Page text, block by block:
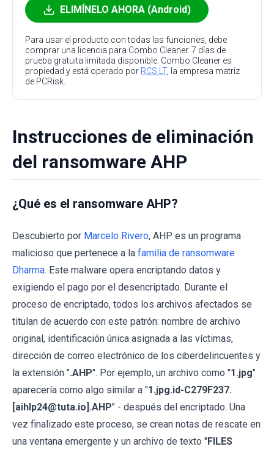
ELIMÍNELO AHORA (Android)
Para usar el producto con todas las funciones, debe
comprar una licencia para Combo Cleaner. 7 días de
prueba gratuita limitada disponible. Combo Cleaner es
propiedad y está operado por RCS LT, la empresa matriz
de PCRisk.
Instrucciones de eliminación
del ransomware AHP
¿Qué es el ransomware AHP?
Descubierto por Marcelo Rivero, AHP es un programa
malicioso que pertenece a la familia de ransomware
Dharma. Este malware opera encriptando datos y
exigiendo el pago por el desencriptado. Durante el
proceso de encriptado, todos los archivos afectados se
titulan de acuerdo con este patrón: nombre de archivo
original, identificación única asignada a las víctimas,
dirección de correo electrónico de los ciberdelincuentes y
la extensión ".AHP". Por ejemplo, un archivo como "1.jpg"
aparecería como algo similar a "1.jpg.id-C279F237.
[aihlp24@tuta.io].AHP" - después del encriptado. Una
vez finalizado este proceso, se crean notas de rescate en
una ventana emergente y un archivo de texto "FILES